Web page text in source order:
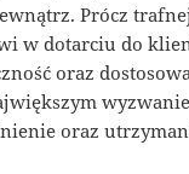
Prócz
w dotarciu do
oraz
oraz